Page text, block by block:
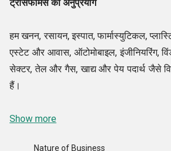
ट्रांसफॉर्मर्स का अनुप्रयोग
हम खनन, रसायन, इस्पात, फार्मास्युटिकल,
एस्टेट और आवास, ऑटोमोबाइल, इंजीनियरिंग,
सेक्टर, तेल और गैस, खाद्य और पेय पदार्थ जैसे
हैं।
Show more
Nature of Business